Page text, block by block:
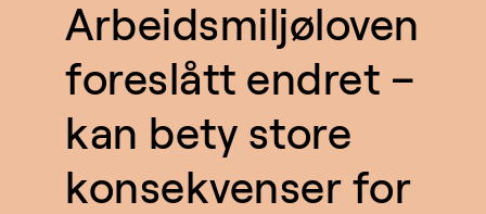
Arbeidsmiljøloven
foreslått endret –
kan bety store
konsekvenser for